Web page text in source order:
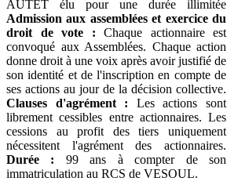
AUTET élu pour une durée illimitée
Admission aux assemblées et exercice du
droit de vote : Chaque actionnaire est
convoqué aux Assemblées. Chaque action
donne droit à une voix après avoir justifié de
son identité et de l'inscription en compte de
ses actions au jour de la décision collective.
Clauses d'agrément : Les actions sont
librement cessibles entre actionnaires. Les
cessions au profit des tiers uniquement
nécessitent l'agrément des actionnaires.
Durée : 99 ans à compter de son
immatriculation au RCS de VESOUL.